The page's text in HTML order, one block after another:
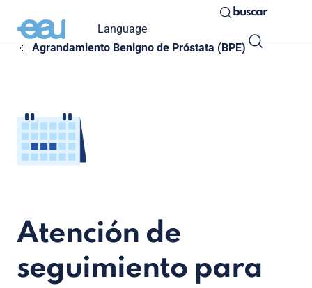
Language
buscar
Agrandamiento Benigno de Próstata (BPE)
Atención de
seguimiento para